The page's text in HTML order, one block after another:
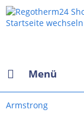
Menü
Armstrong